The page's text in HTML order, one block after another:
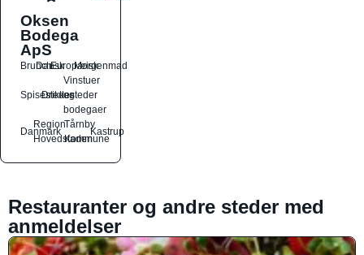
Oksen
Bodega
ApS
Brunch
DanskEuropæiskMorgenmad
Spisesteder
Drikkesteder
Vinstuer
og
bodegaer
Danmark
Region
Hovedstaden
Tårnby
Kommune
Kastrup
Restauranter og andre steder med
anmeldelser